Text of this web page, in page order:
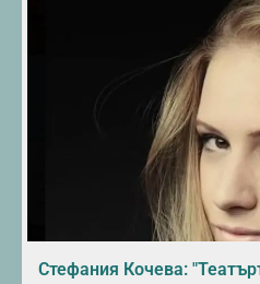
Стефания Кочева: